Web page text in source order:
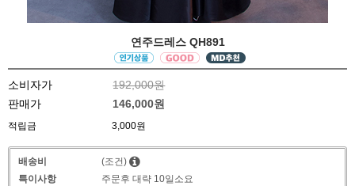
연주드레스 QH891
소비자가
192,000원
판매가
146,000원
적립금 3,000원
배송비
(조건)
특이사항
주문후 대략 10일소요